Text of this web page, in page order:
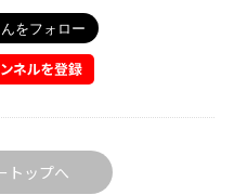
トップへ